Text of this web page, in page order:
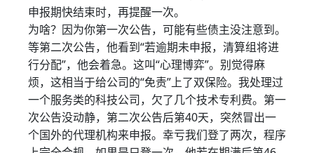
申报期快结束时，再提醒一次。
为啥？因为你第一次公告，可能有些债主没注意到。
等第二次公告，他看到“若逾期未申报，清算组将进
行分配”，他会着急。这叫“心理博弈”。别觉得麻
烦，这相当于给公司的“免责”上了双保险。我处理过
一个服务类的科技公司，欠了几个技术专利费。第一
次公告没动静，第二次公告后第40天，突然冒出一
个国外的代理机构来申报。幸亏我们登了两次，程序